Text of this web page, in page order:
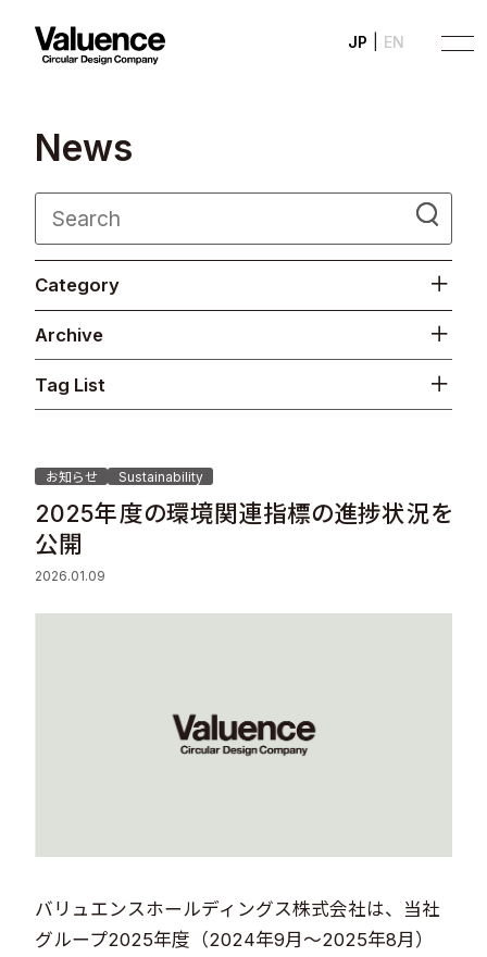
EN
JP
Company
Philosophy
Business
Investor Relations
Sustainability
Recruit
News
Category
Archive
Tag List
お知らせ Sustainability
2025年度の環境関連指標の進捗状況を
公開
2026.01.09
バリュエンスホールディングス株式会社は、当社
グループ2025年度（2024年9月～2025年8月）